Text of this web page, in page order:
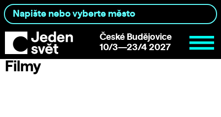
České Budějovice
10/3—23/4 2027
Filmy